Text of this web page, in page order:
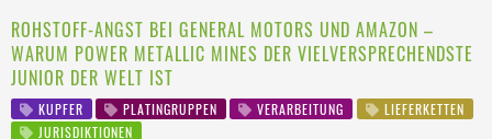
ROHSTOFF-ANGST BEI GENERAL MOTORS UND AMAZON –
WARUM POWER METALLIC MINES DER VIELVERSPRECHENDSTE
JUNIOR DER WELT IST
KUPFER PLATINGRUPPEN VERARBEITUNG
LIEFERKETTEN
JURISDIKTIONEN